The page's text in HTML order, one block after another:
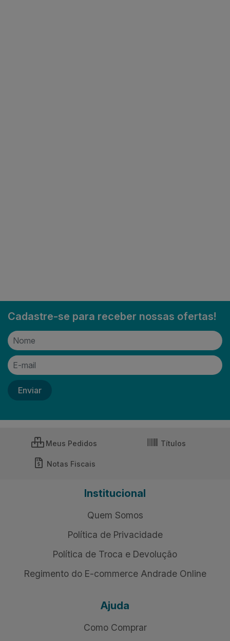
Cadastre-se para receber nossas ofertas!
Meus Pedidos Títulos
Notas Fiscais
Institucional
Quem Somos
Política de Privacidade
Política de Troca e Devolução
Regimento do E-commerce Andrade Online
Ajuda
Como Comprar